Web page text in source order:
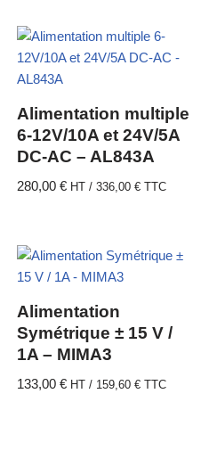
Alimentation multiple
6-12V/10A et 24V/5A
DC-AC – AL843A
280,00€ HT /336,00€ TTC
Alimentation
Symétrique ± 15 V /
1A – MIMA3
133,00€ HT / 159,60€ TTC